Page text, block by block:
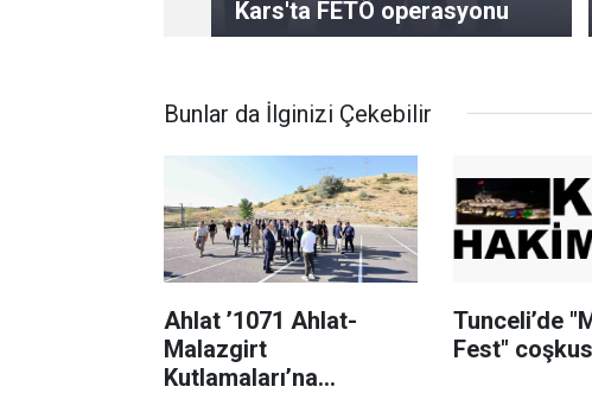
Kars'ta FETÖ operasyonu
Bunlar da İlginizi Çekebilir
Ahlat ’1071 Ahlat-
Malazgirt
Kutlamaları’na
Tunceli’de
Fest"